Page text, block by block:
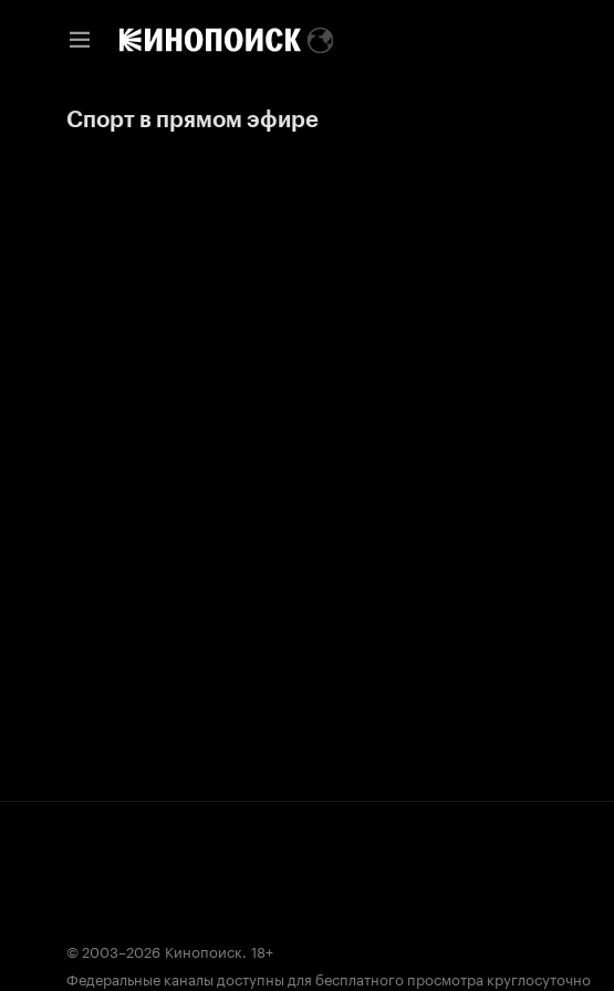
Спорт в прямом эфире
© 2003–2026 Кинопоиск. 18+
Федеральные каналы доступны для бесплатного просмотра круглосуточно